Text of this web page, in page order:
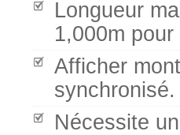
Longueur
1,000m
Afficher
synchronisé.
Nécessite